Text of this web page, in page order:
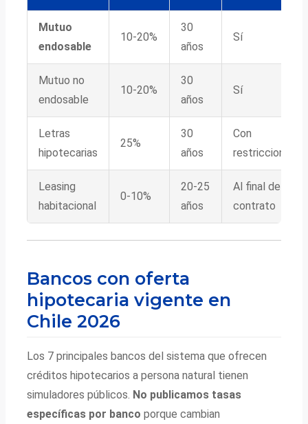
Mutuo
endosable
10-20%
30
años
Sí
Mutuo no
endosable
10-20%
30
años
Sí
Letras
hipotecarias
25%
30
años
Con
restricciones
Leasing
habitacional
0-10%
20-25
años
Al final del
contrato
Bancos con oferta
hipotecaria vigente en
Chile 2026
Los 7 principales bancos del sistema que ofrecen
créditos hipotecarios a persona natural tienen
simuladores públicos. No publicamos tasas
específicas por banco porque cambian